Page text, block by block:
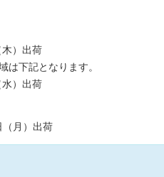
）出荷
下記となります。
）出荷
月）出荷